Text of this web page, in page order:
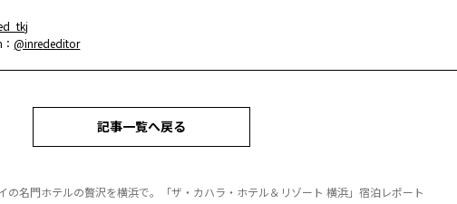
：@inrededitor
記事一覧へ戻る
の名門ホテルの贅沢を横浜で。「ザ・カハラ・ホテル＆リゾート 横浜」宿泊レポート